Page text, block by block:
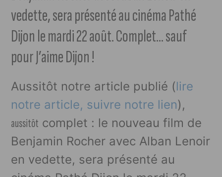
vedette, sera présenté au cinéma Pathé
Dijon le mardi 22 août. Complet… sauf
pour J’aime Dijon !
Aussitôt notre article publié (lire
notre article, suivre notre lien),
aussitôt complet : le nouveau film de
Benjamin Rocher avec Alban Lenoir
en vedette, sera présenté au